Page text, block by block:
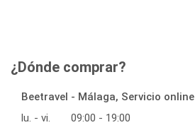
¿Dónde comprar?
Beetravel - Málaga, Servicio online
lu. - vi.
09:00 - 19:00